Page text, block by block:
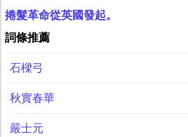
捲髮革命從英國發起。
詞條推薦
石樑弓
秋實春華
嚴士元